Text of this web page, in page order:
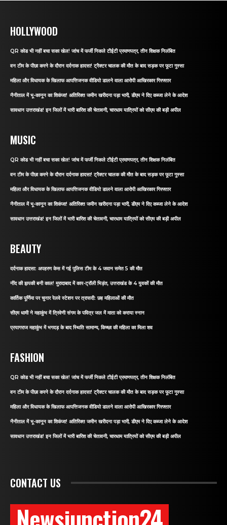
HOLLYWOOD
QR कोड भी नहीं बचा सका खेल! जांच में फर्जी निकले टीईटी प्रमाणपत्र, तीन शिक्षक निलंबित
वन टीम के पीछा करने के दौरान दर्दनाक हादसा! ट्रैक्टर चालक की मौत के बाद सड़क पर फूटा गुस्सा
महिला और विधायक के खिलाफ आपत्तिजनक वीडियो डालने वाला आरोपी आखिरकार गिरफ्तार
नैनीताल में भू-कानून का शिकंजा! अतिरिक्त जमीन खरीदना पड़ा भारी, डीएम ने दिए कब्जा लेने के आदेश
सावधान उत्तराखंड! इन जिलों में भारी बारिश की चेतावनी, चारधाम यात्रियों को सीएम की बड़ी अपील
MUSIC
QR कोड भी नहीं बचा सका खेल! जांच में फर्जी निकले टीईटी प्रमाणपत्र, तीन शिक्षक निलंबित
वन टीम के पीछा करने के दौरान दर्दनाक हादसा! ट्रैक्टर चालक की मौत के बाद सड़क पर फूटा गुस्सा
महिला और विधायक के खिलाफ आपत्तिजनक वीडियो डालने वाला आरोपी आखिरकार गिरफ्तार
नैनीताल में भू-कानून का शिकंजा! अतिरिक्त जमीन खरीदना पड़ा भारी, डीएम ने दिए कब्जा लेने के आदेश
सावधान उत्तराखंड! इन जिलों में भारी बारिश की चेतावनी, चारधाम यात्रियों को सीएम की बड़ी अपील
BEAUTY
दर्दनाक हादसा: अपहरण केस में गई पुलिस टीम के 4 जवान समेत 5 की मौत
नींद की झपकी बनी काल! मुरादाबाद में कार-ट्रॉली भिड़ंत, उत्तराखंड के 4 युवकों की मौत
कार्तिक पूर्णिमा पर चुनार रेलवे स्टेशन पर त्रासदी: छह महिलाओं की मौत
सीएम धामी ने महाकुंभ में त्रिवेणी संगम के पवित्र जल में माता को कराया स्नान
प्रयागराज महाकुंभ में भगदड़ के बाद स्थिति सामान्य, किच्छा की महिला का मिला शव
FASHION
QR कोड भी नहीं बचा सका खेल! जांच में फर्जी निकले टीईटी प्रमाणपत्र, तीन शिक्षक निलंबित
वन टीम के पीछा करने के दौरान दर्दनाक हादसा! ट्रैक्टर चालक की मौत के बाद सड़क पर फूटा गुस्सा
महिला और विधायक के खिलाफ आपत्तिजनक वीडियो डालने वाला आरोपी आखिरकार गिरफ्तार
नैनीताल में भू-कानून का शिकंजा! अतिरिक्त जमीन खरीदना पड़ा भारी, डीएम ने दिए कब्जा लेने के आदेश
सावधान उत्तराखंड! इन जिलों में भारी बारिश की चेतावनी, चारधाम यात्रियों को सीएम की बड़ी अपील
CONTACT US